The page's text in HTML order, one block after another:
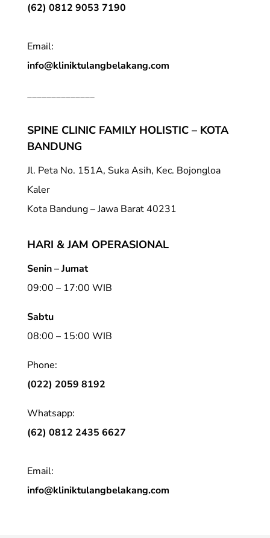
(62) 0812 9053 7190
Email:
info@kliniktulangbelakang.com
______________
SPINE CLINIC FAMILY HOLISTIC – KOTA
BANDUNG
Jl. Peta No. 151A, Suka Asih, Kec. Bojongloa
Kaler
Kota Bandung – Jawa Barat 40231
HARI & JAM OPERASIONAL
Senin – Jumat
09:00 – 17:00 WIB
Sabtu
08:00 – 15:00 WIB
Phone:
(022) 2059 8192
Whatsapp:
(62) 0812 2435 6627
Email:
info@kliniktulangbelakang.com